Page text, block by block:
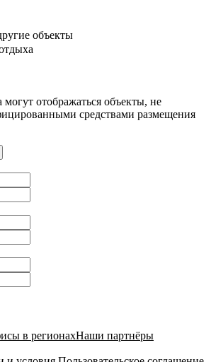
объекты
могут отображаться объекты, не
средствами размещения
в регионахНаши партнёры